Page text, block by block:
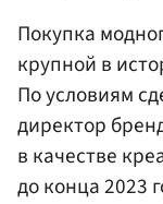
Покупка
крупной в
По условиям
директор
в качестве
до конца 2023